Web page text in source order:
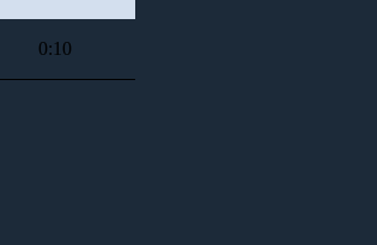
0:10